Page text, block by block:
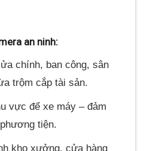
an ninh:
chính, ban công, sân
trộm cắp tài sản.
vực để xe máy – đảm
tiện.
kho xưởng, cửa hàng